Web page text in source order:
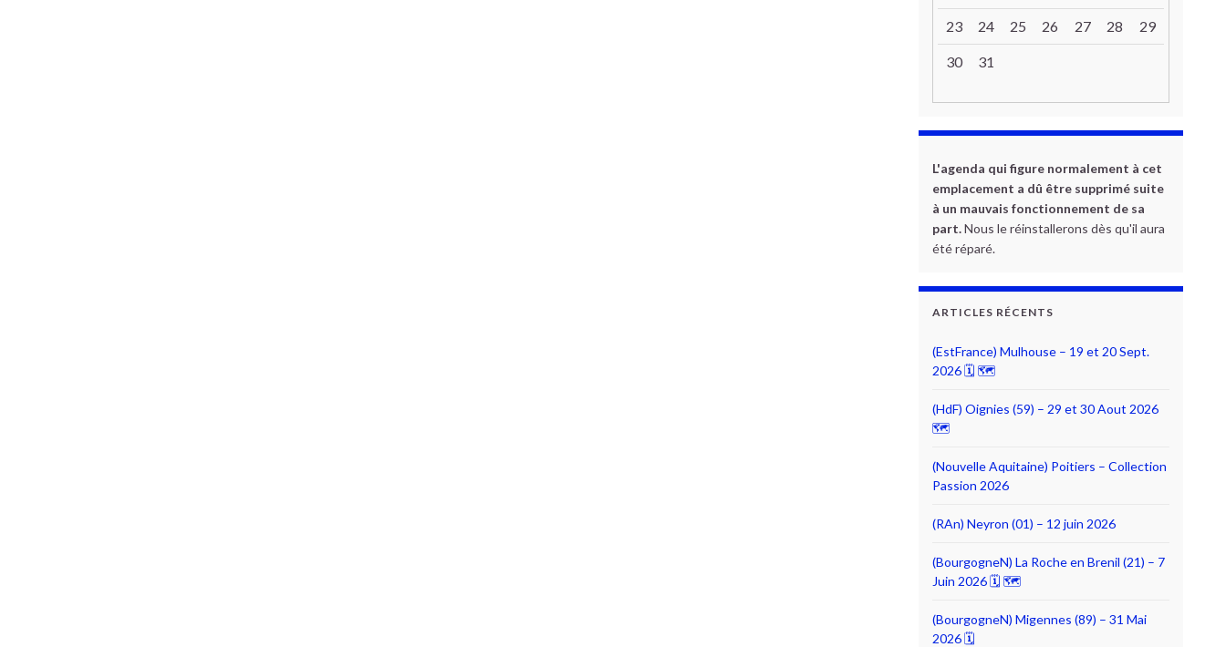
23 24 25 26 27 28 29
30 31
L'agenda qui figure normalement à cet
emplacement a dû être supprimé suite
à un mauvais fonctionnement de sa
part.Nous le réinstallerons dès qu'il aura
été réparé.
ARTICLES RÉCENTS
(EstFrance) Mulhouse – 19 et 20 Sept.
2026 🗓 🗺
(HdF) Oignies (59) – 29 et 30 Aout 2026
🗺
(Nouvelle Aquitaine) Poitiers – Collection
Passion 2026
(RAn) Neyron (01) – 12 juin 2026
(BourgogneN) La Roche en Brenil (21) – 7
Juin 2026 🗓 🗺
(BourgogneN) Migennes (89) – 31 Mai
2026 🗓